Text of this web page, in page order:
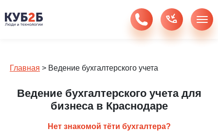
Главная > Ведение бухгалтерского учета
Ведение бухгалтерского учета для
бизнеса в Краснодаре
Нет знакомой тёти бухгалтера?